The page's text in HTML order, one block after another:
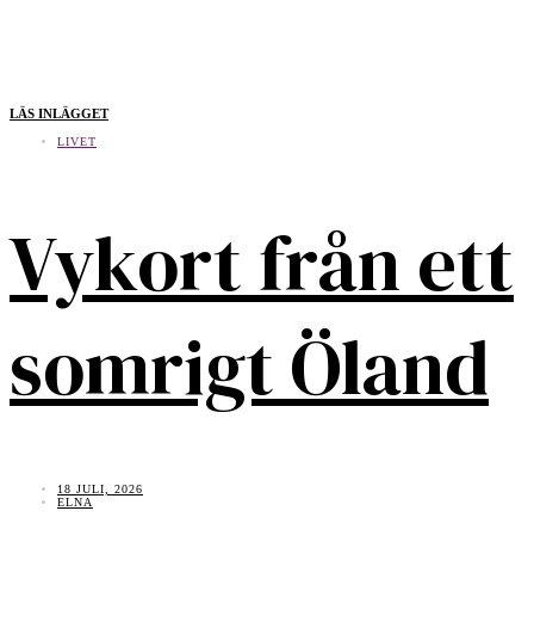
LÄS INLÄGGET
LIVET
Vykort från ett
somrigt Öland
18 JULI, 2026
ELNA